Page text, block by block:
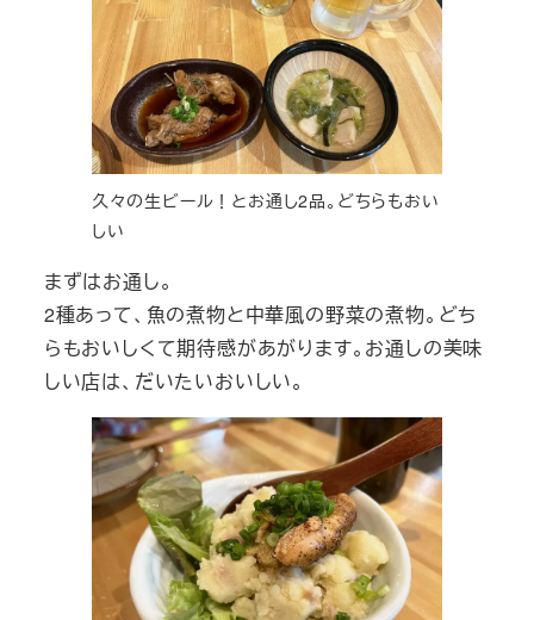
久々の生ビール！とお通し2品。どちらもおい
しい
まずはお通し。
2種あって、魚の煮物と中華風の野菜の煮物。どち
らもおいしくて期待感があがります。お通しの美味
しい店は、だいたいおいしい。